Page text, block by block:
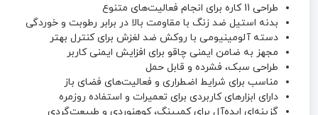
طراحی 11 کاره برای انجام فعالیت‌های متنوع
بدنه استیل ضد زنگ با مقاومت بالا در برابر رطوبت و خوردگی
دسته آلومینیومی با روکش ضد لغزش برای کنترل بهتر
مجهز به ضامن ایمنی چاقو برای افزایش ایمنی کاربر
طراحی سبک، فشرده و قابل حمل
مناسب برای شرایط اضطراری و فعالیت‌های فضای باز
دارای ابزارهای کاربردی برای تعمیرات و استفاده روزمره
گزینه‌ای ایده‌آل برای کمپینگ، کوهنوردی و طبیعت‌گردی